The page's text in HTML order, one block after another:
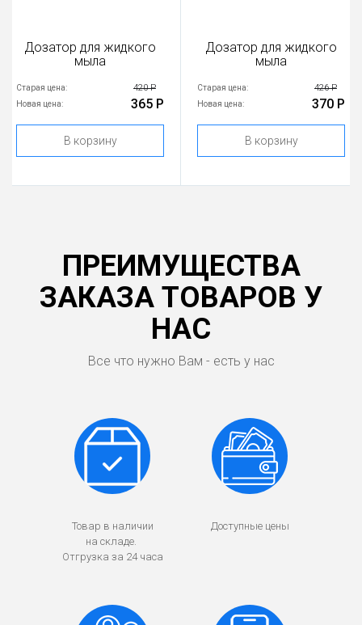
Дозатор для жидкого
мыла
Старая цена: 420 Р
Новая цена: 365 Р
В корзину
Дозатор для жидкого
мыла
Старая цена: 426 Р
Новая цена: 370 Р
В корзину
ПРЕИМУЩЕСТВА
ЗАКАЗА ТОВАРОВ У
НАС
Все что нужно Вам - есть у нас
Товар в наличии
на складе.
Отгрузка за 24 часа
Доступные цены